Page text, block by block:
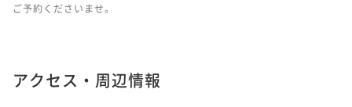
ご予約くださいませ。
アクセス・周辺情報